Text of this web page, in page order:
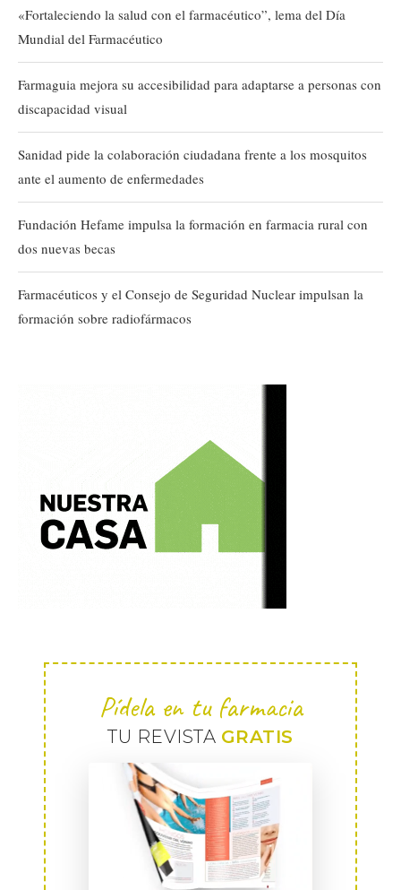
«Fortaleciendo la salud con el farmacéutico”, lema del Día
Mundial del Farmacéutico
Farmaguia mejora su accesibilidad para adaptarse a personas con
discapacidad visual
Sanidad pide la colaboración ciudadana frente a los mosquitos
ante el aumento de enfermedades
Fundación Hefame impulsa la formación en farmacia rural con
dos nuevas becas
Farmacéuticos y el Consejo de Seguridad Nuclear impulsan la
formación sobre radiofármacos
Pídela en tu farmacia
TU REVISTA GRATIS